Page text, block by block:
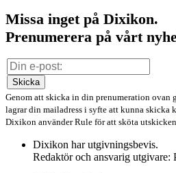
Missa inget på Dixikon.
Prenumerera på vårt
Skicka
Genom att skicka in din prenumeration ovan
lagrar din mailadress i syfte att kunna skicka
Dixikon använder Rule för att sköta
Dixikon har utgivningsbevis.
Redaktör och ansvarig utgivare: